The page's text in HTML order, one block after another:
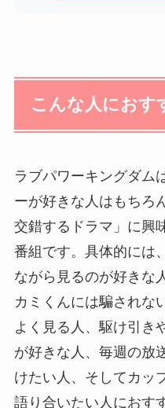
こんな人におす
ラブパワーキングダム
ーが好きな人はもちろ
交錯するドラマ」に興
番組です。具体的には
ながら見るのが好きな
カミくんには騙されな
よく見る人、駆け引き
が好きな人、毎週の放
けたい人、そしてカッ
語り合いたい人におす